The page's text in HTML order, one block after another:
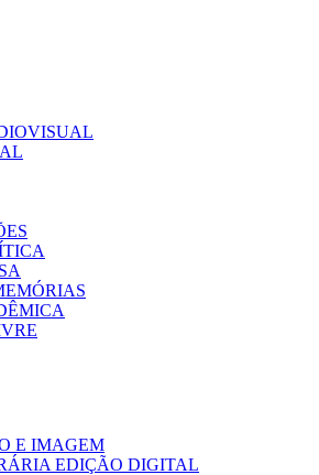
E IMAGEM
EDIÇÃO DIGITAL